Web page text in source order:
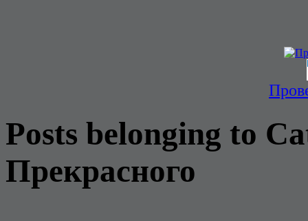
Posts belonging to
Прекрасного